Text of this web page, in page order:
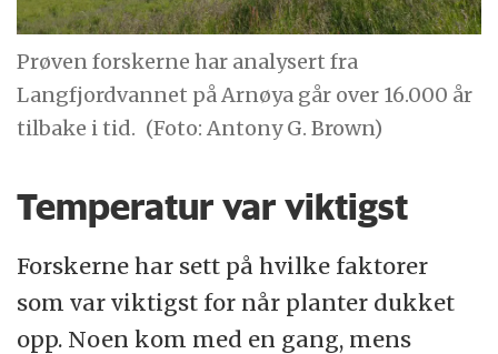
Prøven forskerne har analysert fra
Langfjordvannet på Arnøya går over 16.000 år
tilbake i tid. (Foto: Antony G. Brown)
Temperatur var viktigst
Forskerne har sett på hvilke faktorer
som var viktigst for når planter dukket
opp. Noen kom med en gang, mens